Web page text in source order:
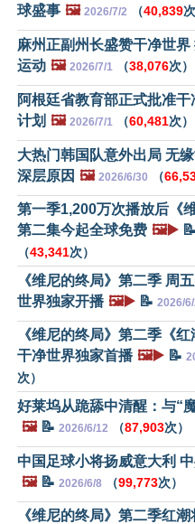
球盛事 🖼️ 2026/7/2 （40,839次
麻州正副州长盛赞干净世界
运动 🖼️ 2026/7/1 （38,076次）
阿根廷省教育部正式批准干
计划 🖼️ 2026/7/1 （60,481次）
大热门韩国队意外出局 无
深层原因 🖼️ 2026/6/30 （
第一季1,200万次播放后《
第二集今起全球免费 🖼️▶️ 📝
（43,341次）
《维尼的终局》第二季 周
世界独家开播 🖼️▶️ 📝 2026/
《维尼的终局》第二季《红
干净世界独家首播 🖼️▶️ 📝
次）
好莱坞从跪舔中清醒：与“
🖼️📝 2026/6/12 （87,903次）
中国足球小将扬威意大利
🖼️📝 2026/6/8 （99,773次）
《维尼的终局》第二季红潮